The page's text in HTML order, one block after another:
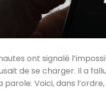
ont signalé
de se charger. Il a
parole. Voici, dans